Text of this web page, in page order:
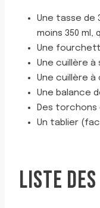
Une tasse de
moins 350
Une
Une cuillère à
Une cuillère à
Une balance
Des
Un tablier
LISTE